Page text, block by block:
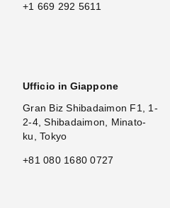
+1 669 292 5611
Ufficio in Giappone
Gran Biz Shibadaimon F1, 1-
2-4, Shibadaimon, Minato-
ku, Tokyo
+81 080 1680 0727